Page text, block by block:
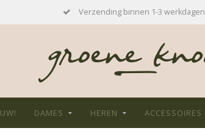
Verzending binnen 1-3 werkdagen
DAMES HEREN ACCESSOIRES